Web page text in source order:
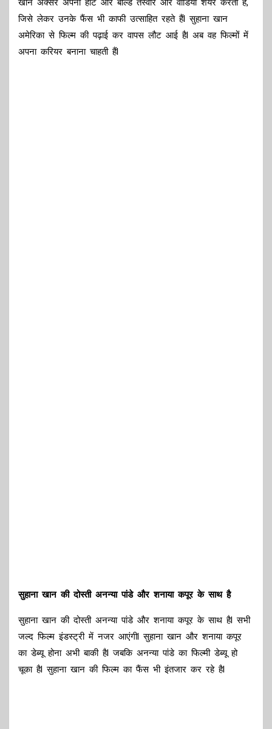
खान अक्सर अपनी हॉट और बोल्ड तस्वीरें और वीडियो शेयर करती हैं,
जिसे लेकर उनके फैंस भी काफी उत्साहित रहते हैंl सुहाना खान
अमेरिका से फिल्म की पढ़ाई कर वापस लौट आई हैl अब वह फिल्मों में
अपना करियर बनाना चाहती हैंl
सुहाना खान की दोस्ती अनन्या पांडे और शनाया कपूर के साथ है
सुहाना खान की दोस्ती अनन्या पांडे और शनाया कपूर के साथ हैl सभी
जल्द फिल्म इंडस्ट्री में नजर आएंगीl सुहाना खान और शनाया कपूर
का डेब्यू होना अभी बाकी हैl जबकि अनन्या पांडे का फिल्मी डेब्यू हो
चूका हैl सुहाना खान की फिल्म का फैंस भी इंतजार कर रहे हैl